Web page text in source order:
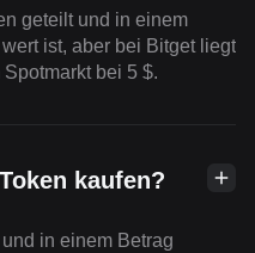
geteilt und in einem
ist, aber bei Bitget liegt
bei 5 $.
kaufen?
in einem Betrag